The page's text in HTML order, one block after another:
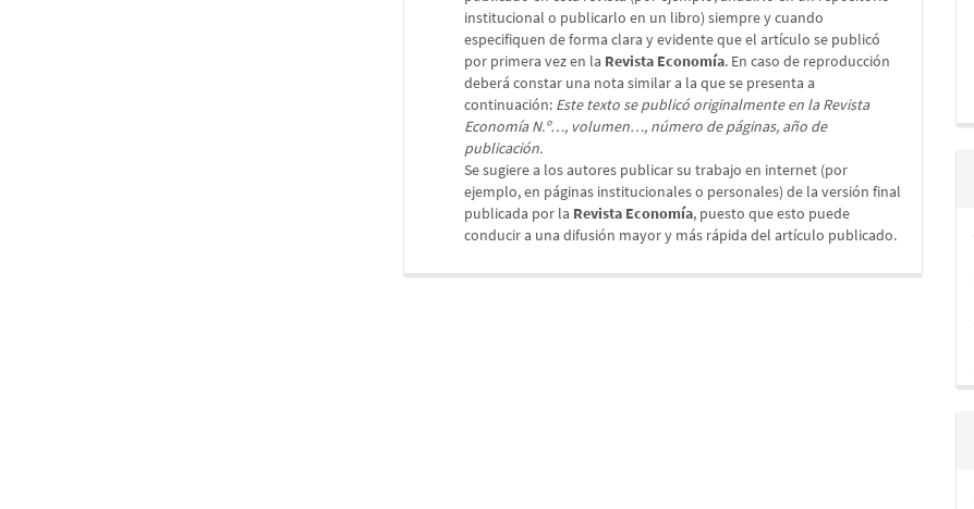
institucional o publicarlo en un libro) siempre y cuando
especifiquen de forma clara y evidente que el artículo se publicó
por primera vez en la Revista Economía. En caso de reproducción
deberá constar una nota similar a la que se presenta a
continuación: Este texto se publicó originalmente en la Revista
Economía N.º…, volumen…, número de páginas, año de
publicación.
Se sugiere a los autores publicar su trabajo en internet (por
ejemplo, en páginas institucionales o personales) de la versión final
publicada por la Revista Economía, puesto que esto puede
conducir a una difusión mayor y más rápida del artículo publicado.